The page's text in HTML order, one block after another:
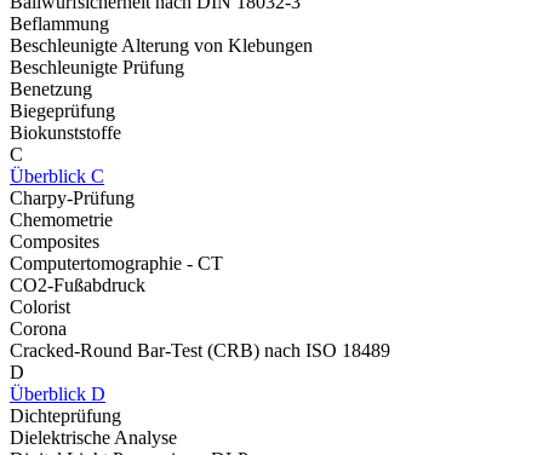
Beflammung
Beschleunigte Alterung von Klebungen
Beschleunigte Prüfung
Benetzung
Biegeprüfung
Biokunststoffe
C
Überblick C
Charpy-Prüfung
Chemometrie
Composites
Computertomographie - CT
CO2-Fußabdruck
Colorist
Corona
Cracked-Round Bar-Test (CRB) nach ISO 18489
D
Überblick D
Dichteprüfung
Dielektrische Analyse